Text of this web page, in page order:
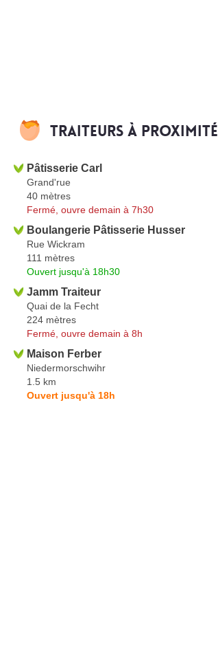
Traiteurs à proximité
Pâtisserie Carl
Grand'rue
40 mètres
Fermé, ouvre demain à 7h30
Boulangerie Pâtisserie Husser
Rue Wickram
111 mètres
Ouvert jusqu'à 18h30
Jamm Traiteur
Quai de la Fecht
224 mètres
Fermé, ouvre demain à 8h
Maison Ferber
Niedermorschwihr
1.5 km
Ouvert jusqu'à 18h